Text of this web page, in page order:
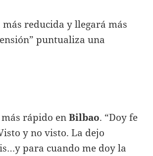
reducida y llegará más
puntualiza una
rápido enBilbao. “Doy fe
y no visto. La dejo
para cuando me doy la